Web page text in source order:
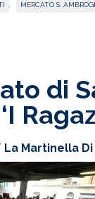
MERCATO S.
di
La Martinella